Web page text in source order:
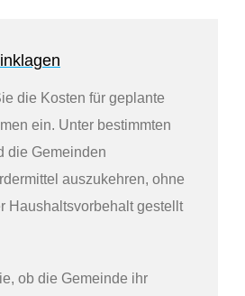
die Kosten für geplante
ein. Unter bestimmten
die Gemeinden
auszukehren, ohne
Haushaltsvorbehalt gestellt
ob die Gemeinde ihr